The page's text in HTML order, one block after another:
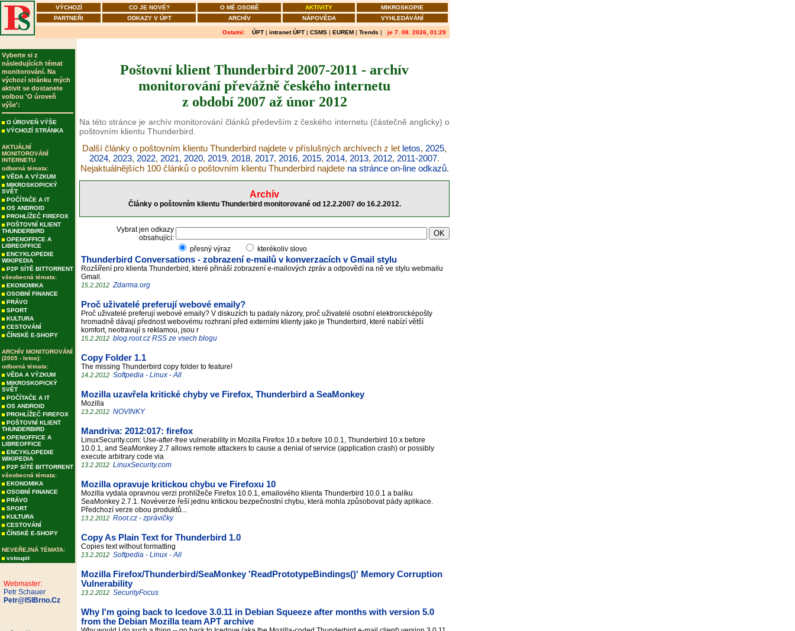
VÝCHOZÍ CO JE NOVÉ? O MÉ OSOBĚ AKTIVITY
MIKROSKOPIE
PARTNEŘI
ODKAZY V ÚPT ARCHÍV NÁPOVĚDA VYHLEDÁVÁNÍ
Ostatní: ÚPT | intranet ÚPT | CSMS | EUREM | Trends | je 7. 08. 2026, 01:29
Vyberte si z
následujících témat
monitorování. Na
výchozí stránku mých
aktivit se dostanete
volbou 'O úroveň
výše':
O ÚROVEŇ VÝŠE
VÝCHOZÍ STRÁNKA
AKTUÁLNÍ
MONITOROVÁNÍ
INTERNETU
odborná témata:
VĚDA A VÝZKUM
MIKROSKOPICKÝ
SVĚT
POČÍTAČE A IT
OS ANDROID
PROHLÍŽEČ FIREFOX
POŠTOVNÍ KLIENT
THUNDERBIRD
OPENOFFICE A
LIBREOFFICE
ENCYKLOPEDIE
WIKIPEDIA
P2P SÍTĚ BITTORRENT
všeobecná témata:
EKONOMIKA
OSOBNÍ FINANCE
PRÁVO
SPORT
KULTURA
CESTOVÁNÍ
ČÍNSKÉ E-SHOPY
ARCHÍV MONITOROVÁNÍ
(2005 - letos):
odborná témata:
VĚDA A VÝZKUM
MIKROSKOPICKÝ
SVĚT
POČÍTAČE A IT
OS ANDROID
PROHLÍŽEČ FIREFOX
POŠTOVNÍ KLIENT
THUNDERBIRD
OPENOFFICE A
LIBREOFFICE
ENCYKLOPEDIE
WIKIPEDIA
P2P SÍTĚ BITTORRENT
všeobecná témata:
EKONOMIKA
OSOBNÍ FINANCE
PRÁVO
SPORT
KULTURA
CESTOVÁNÍ
ČÍNSKÉ E-SHOPY
NEVEŘEJNÁ TÉMATA:
vstoupit
Webmaster:
Petr Schauer
Petr@ISIBrno.Cz
Poštovní klient Thunderbird 2007-2011 - archív
monitorování převážně českého internetu
z období 2007 až únor 2012
Na této stránce je archív monitorování článků především z českého internetu (částečně anglicky) o
poštovním klientu Thunderbird.
Další články o poštovním klientu Thunderbird najdete v příslušných archívech z let letos, 2025,
2024, 2023, 2022, 2021, 2020, 2019, 2018, 2017, 2016, 2015, 2014, 2013, 2012, 2011-2007.
Nejaktuálnějších 100 článků o poštovním klientu Thunderbird najdete na stránce on-line odkazů.
Archív
Články o poštovním klientu Thunderbird monitorované od 12.2.2007 do 16.2.2012.
Vybrat jen odkazy
obsahující:
přesný výraz
kterékoliv slovo
Thunderbird Conversations - zobrazení e-mailů v konverzacích v Gmail stylu
Rozšíření pro klienta Thunderbird, které přináší zobrazení e-mailových zpráv a odpovědí na ně ve stylu webmailu
Gmail.
15.2.2012 Zdarma.org
Proč uživatelé preferují webové emaily?
Proč uživatelé preferují webové emaily? V diskuzích tu padaly názory, proč uživatelé osobní elektronicképošty
hromadně dávají přednost webovému rozhraní před externími klienty jako je Thunderbird, které nabízí větší
komfort, neotravují s reklamou, jsou r
15.2.2012 blog.root.cz RSS ze vsech blogu
Copy Folder 1.1
The missing Thunderbird copy folder to feature!
14.2.2012 Softpedia - Linux - All
Mozilla uzavřela kritické chyby ve Firefox, Thunderbird a SeaMonkey
Mozilla
13.2.2012 NOVINKY
Mandriva: 2012:017: firefox
LinuxSecurity.com: Use-after-free vulnerability in Mozilla Firefox 10.x before 10.0.1, Thunderbird 10.x before
10.0.1, and SeaMonkey 2.7 allows remote attackers to cause a denial of service (application crash) or possibly
execute arbitrary code via
13.2.2012 LinuxSecurity.com
Mozilla opravuje kritickou chybu ve Firefoxu 10
Mozilla vydala opravnou verzi prohlížeče Firefox 10.0.1, emailového klienta Thunderbird 10.0.1 a balíku
SeaMonkey 2.7.1. Novéverze řeší jednu kritickou bezpečnostní chybu, která mohla způsobovat pády aplikace.
Předchozí verze obou produktů...
13.2.2012 Root.cz - zprávičky
Copy As Plain Text for Thunderbird 1.0
Copies text without formatting
13.2.2012 Softpedia - Linux - All
Mozilla Firefox/Thunderbird/SeaMonkey 'ReadPrototypeBindings()' Memory Corruption
Vulnerability
13.2.2012 SecurityFocus
Why I'm going back to Icedove 3.0.11 in Debian Squeeze after months with version 5.0
from the Debian Mozilla team APT archive